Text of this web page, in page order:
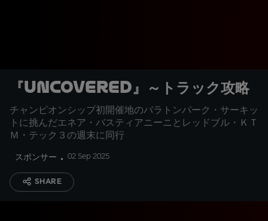
『Uncovered』～トラック攻略
チャンピオンシップ初開催地のバラトンパーク・サーキッ
トに挑んだエネア・バスティアニーニとレッドブル・ＫＴ
Ｍ・テック３の週末に同行
スポンサー 02 Sep 2025
SHARE